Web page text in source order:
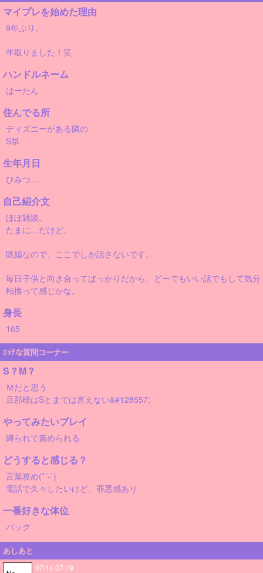
マイプレを始めた理由
9年ぶり。
年取りました！笑
ハンドルネーム
はーたん
住んでる所
ディズニーがある隣の
S県
生年月日
ひみつ…
自己紹介文
ほぼ雑談。
たまに…だけど。
既婚なので、ここでしか話さないです。
毎日子供と向き合ってばっかりだから、どーでもいい話でもして気分
転換って感じかな。
身長
165
ｴｯﾁな質問コーナー
S？M？
Ｍだと思う
旦那様はSとまでは言えない&#128557;
やってみたいプレイ
縛られて責められる
どうすると感じる？
言葉攻め(*´-`)
電話で久々したいけど、罪悪感あり
一番好きな体位
バック
あしあと
07/14 07:19